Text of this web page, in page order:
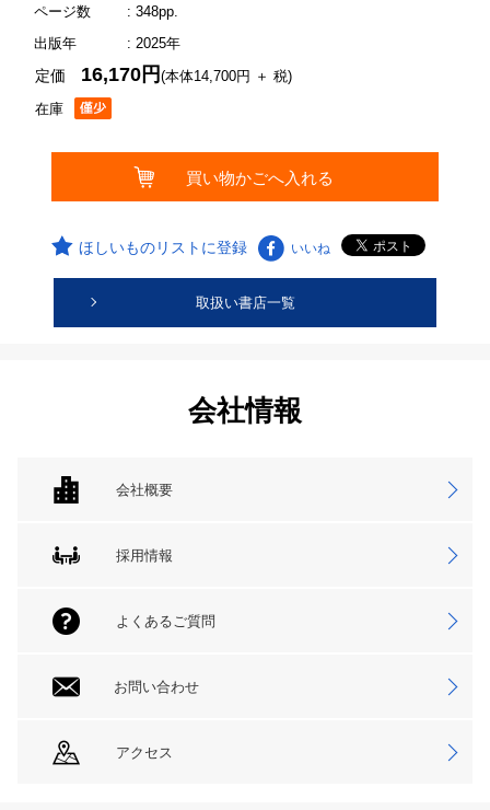
ページ数
: 348pp.
出版年
: 2025年
在庫
定価 16,170円(本体14,700円 ＋ 税)
ほしいものリストに登録 いいね
取扱い書店一覧
会社情報
会社概要
採用情報
よくあるご質問
お問い合わせ
アクセス